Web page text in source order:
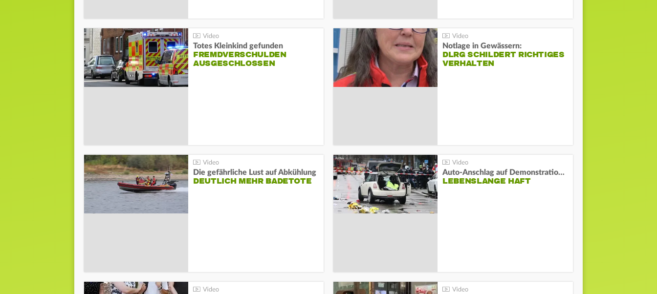
Totes Kleinkind gefunden
FREMDVERSCHULDEN
AUSGESCHLOSSEN
Notlage in Gewässern:
DLRG SCHILDERT RICHTIGES
VERHALTEN
Die gefährliche Lust auf Abkühlung
DEUTLICH MEHR BADETOTE
Auto-Anschlag auf Demonstration in München:
LEBENSLANGE HAFT